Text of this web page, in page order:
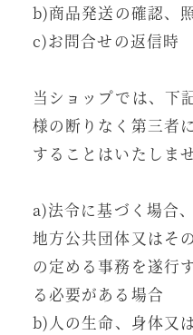
b)商品発送の確認、
c)お問合せの返信時
当ショップでは、下
様の断りなく第三者
することはいたしませ
a)法令に基づく場合
地方公共団体又はそ
の定める事務を遂行
る必要がある場合
b)人の生命、身体又